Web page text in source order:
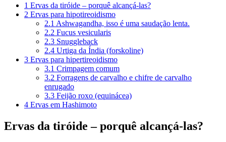
1 Ervas da tiróide – porquê alcançá-las?
2 Ervas para hipotireoidismo
2.1 Ashwagandha, isso é uma saudação lenta.
2.2 Fucus vesicularis
2.3 Snuggleback
2.4 Urtiga da Índia (forskoline)
3 Ervas para hipertireoidismo
3.1 Crimpagem comum
3.2 Forragens de carvalho e chifre de carvalho
enrugado
3.3 Feijão roxo (equinácea)
4 Ervas em Hashimoto
Ervas da tiróide – porquê alcançá-las?